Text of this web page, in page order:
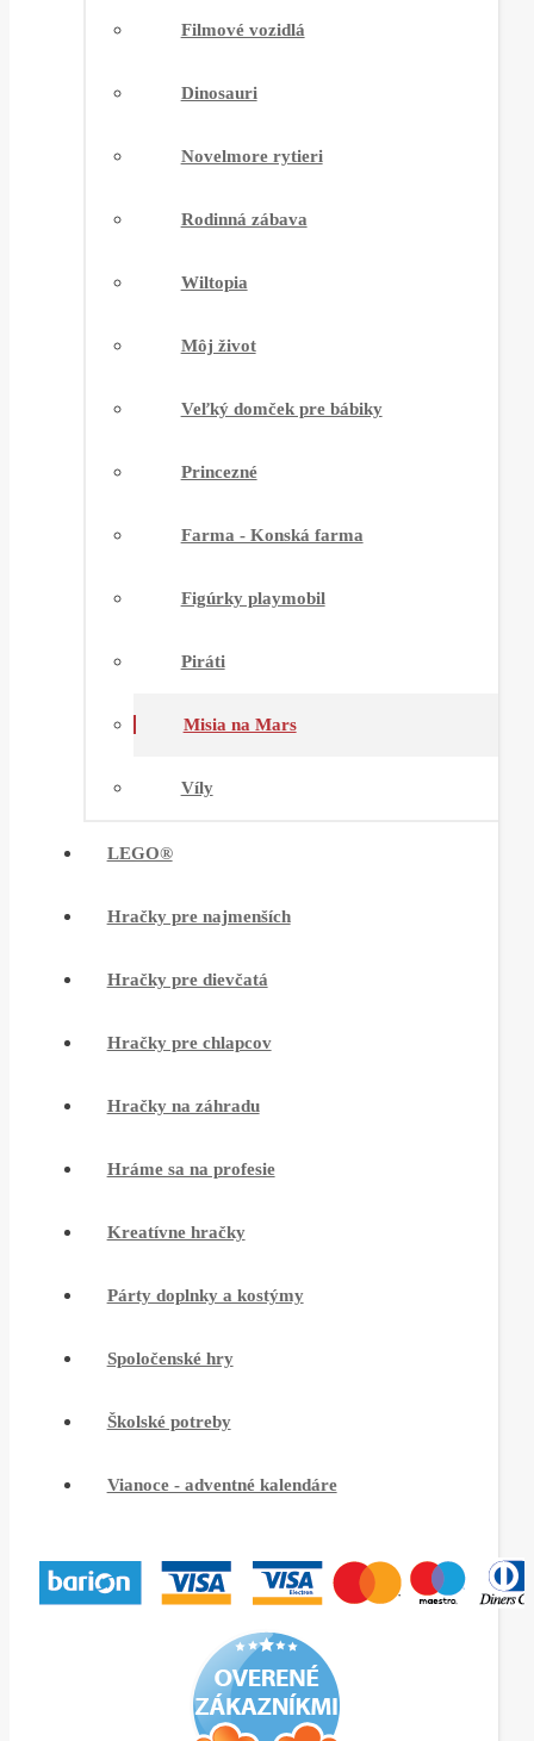
Filmové vozidlá
Dinosauri
Novelmore rytieri
Rodinná zábava
Wiltopia
Môj život
Veľký domček pre bábiky
Princezné
Farma - Konská farma
Figúrky playmobil
Piráti
Misia na Mars
Víly
LEGO®
Hračky pre najmenších
Hračky pre dievčatá
Hračky pre chlapcov
Hračky na záhradu
Hráme sa na profesie
Kreatívne hračky
Párty doplnky a kostýmy
Spoločenské hry
Školské potreby
Vianoce - adventné kalendáre